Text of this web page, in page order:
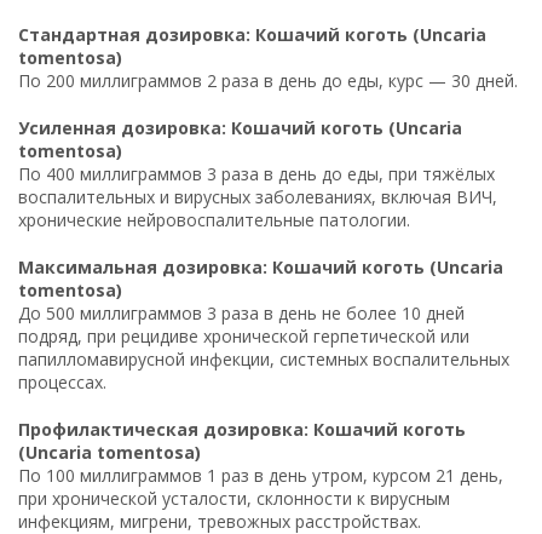
Стандартная дозировка: Кошачий коготь (Uncaria
tomentosa)
По 200 миллиграммов 2 раза в день до еды, курс — 30 дней.
Усиленная дозировка: Кошачий коготь (Uncaria
tomentosa)
По 400 миллиграммов 3 раза в день до еды, при тяжёлых
воспалительных и вирусных заболеваниях, включая ВИЧ,
хронические нейровоспалительные патологии.
Максимальная дозировка: Кошачий коготь (Uncaria
tomentosa)
До 500 миллиграммов 3 раза в день не более 10 дней
подряд, при рецидиве хронической герпетической или
папилломавирусной инфекции, системных воспалительных
процессах.
Профилактическая дозировка: Кошачий коготь
(Uncaria tomentosa)
По 100 миллиграммов 1 раз в день утром, курсом 21 день,
при хронической усталости, склонности к вирусным
инфекциям, мигрени, тревожных расстройствах.